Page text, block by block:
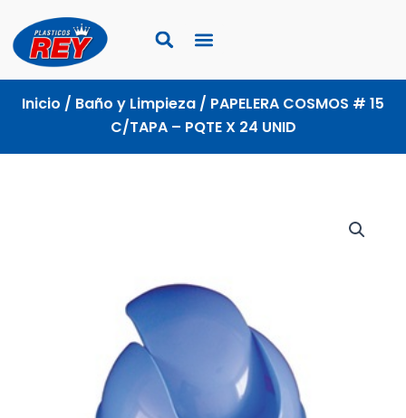
contenido
Inicio / Baño y Limpieza / PAPELERA COSMOS # 15
C/TAPA – PQTE X 24 UNID